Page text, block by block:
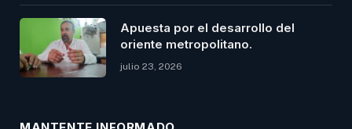
Apuesta por el desarrollo del
oriente metropolitano.
julio 23, 2026